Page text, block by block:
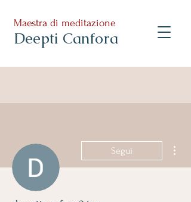
Maestra di meditazione
Deepti Canfora
Segui